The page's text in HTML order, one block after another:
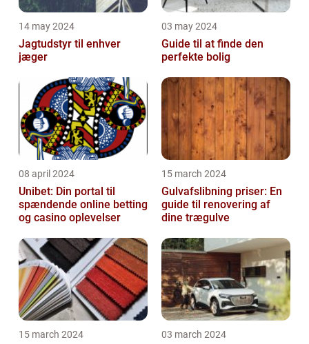
14 may 2024
Jagtudstyr til enhver
jæger
03 may 2024
Guide til at finde den
perfekte bolig
08 april 2024
Unibet: Din portal til
spændende online betting
og casino oplevelser
15 march 2024
Gulvafslibning priser: En
guide til renovering af
dine trægulve
15 march 2024 03 march 2024